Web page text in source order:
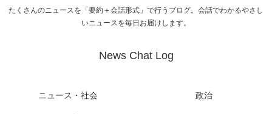
たくさんのニュースを「要約＋会話形式」で行うブログ。会話でわかるやさし
いニュースを毎日お届けします。
News Chat Log
ニュース・社会 政治